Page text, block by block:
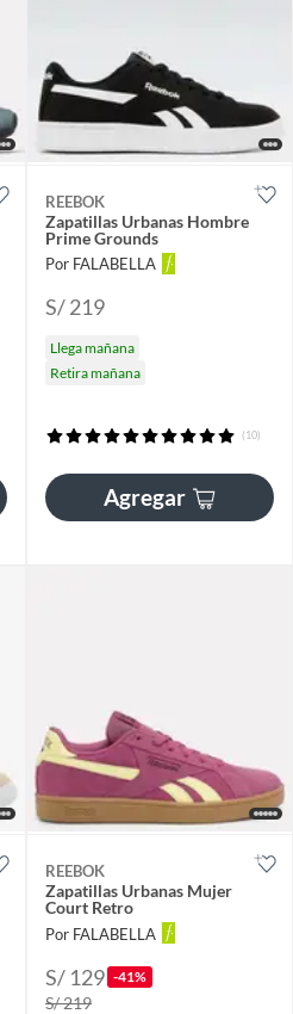
REEBOK
Zapatillas Urbanas Hombre
Prime Grounds
Por FALABELLA
S/ 219
Llega mañana
Retira mañana
(10)
Agregar
REEBOK
Zapatillas Urbanas Mujer
Court Retro
Por FALABELLA
S/ 129 -41%
S/ 219